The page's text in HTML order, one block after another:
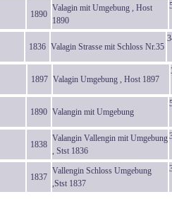
1890
Valagin mit Umgebung , Host
1890
1836 Valagin Strasse mit Schloss Nr.35
1897 Valagin Umgebung , Host 1897
1890 Valangin mit Umgebung
1838
Valangin Vallengin mit Umgebung
, Stst 1836
1837
Vallengin Schloss Umgebung
,Stst 1837